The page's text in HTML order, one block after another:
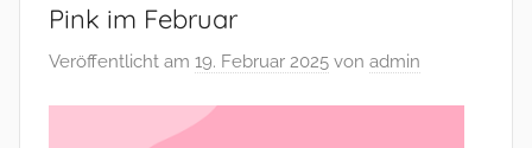
Pink im Februar
Veröffentlicht am 19. Februar 2025 von admin